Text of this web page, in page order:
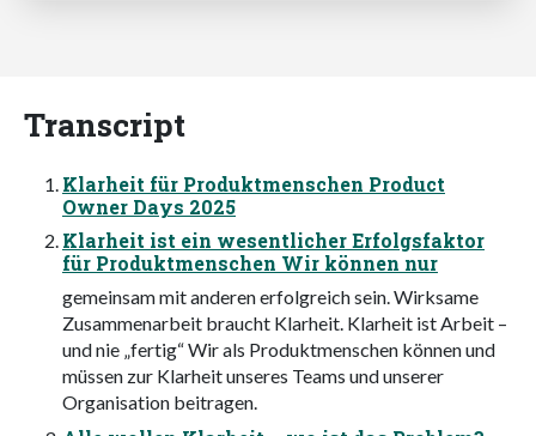
Transcript
Klarheit für Produktmenschen Product
Owner Days 2025
Klarheit ist ein wesentlicher Erfolgsfaktor
für Produktmenschen Wir können nur
gemeinsam mit anderen erfolgreich sein. Wirksame
Zusammenarbeit braucht Klarheit. Klarheit ist Arbeit –
und nie „fertig“ Wir als Produktmenschen können und
müssen zur Klarheit unseres Teams und unserer
Organisation beitragen.